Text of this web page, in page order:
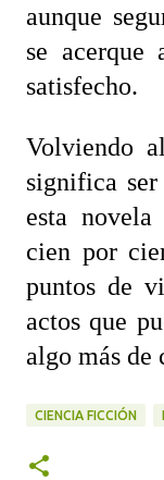
aunque
se acerque
satisfecho.
Volviendo
significa ser
esta
cien por
puntos de
actos que
algo más de
CIENCIA FICCIÓN